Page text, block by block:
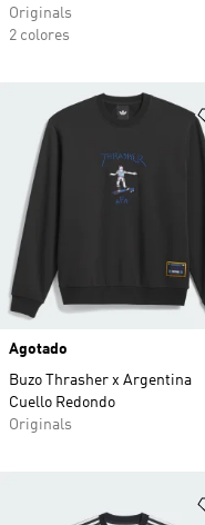
Originals
2 colores
Agotado
Buzo Thrasher x Argentina
Cuello Redondo
Originals